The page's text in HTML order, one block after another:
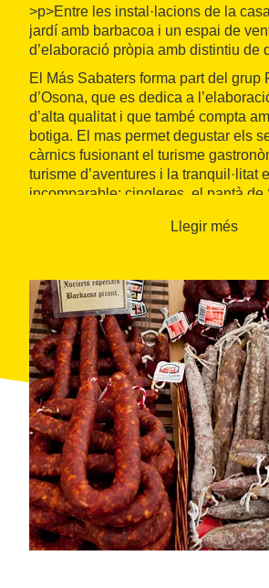
>p>Entre les instal·lacions de la
jardí amb barbacoa i un espai de
d’elaboració pròpia amb distintiu de
El Más Sabaters forma part del grup
d’Osona, que es dedica a
d’alta qualitat i que també compta
botiga. El mas permet degustar els
càrnics fusionant el turisme
turisme d’aventures i la tranquil·litat
incomparable: cingleres, el pantà de
Llegir més